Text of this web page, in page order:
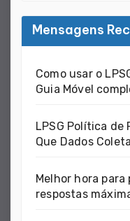
Mensagens
Como usar o
Guia Móvel
LPSG Política
Que Dados
Melhor hora para
respostas